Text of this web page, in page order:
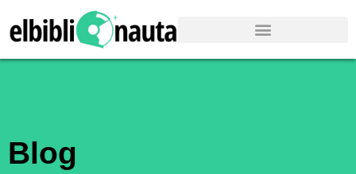
Blog